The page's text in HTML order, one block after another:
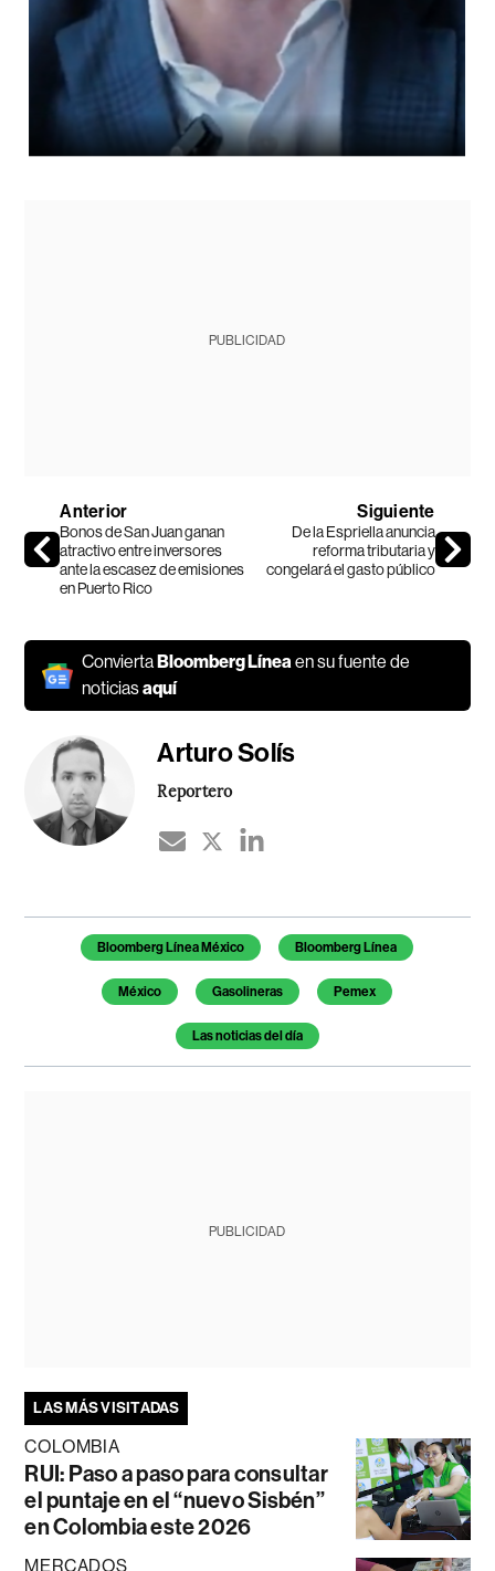
PUBLICIDAD
Anterior
Bonos de San Juan ganan
atractivo entre inversores
ante la escasez de emisiones
en Puerto Rico
Siguiente
De la Espriella anuncia
reforma tributaria y
congelará el gasto público
Convierta Bloomberg Líneaen su fuente de
noticiasaquí
Arturo Solís
Reportero
Temas de este artículo
Bloomberg Línea México Bloomberg Línea
México Gasolineras Pemex
Las noticias del día
PUBLICIDAD
LAS MÁS VISITADAS
COLOMBIA
RUI: Paso a paso para consultar
el puntaje en el “nuevo Sisbén”
en Colombia este 2026
MERCADOS